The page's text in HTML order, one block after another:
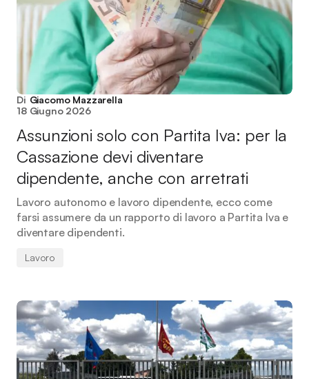
Di Giacomo Mazzarella
18 Giugno 2026
Assunzioni solo con Partita Iva: per la
Cassazione devi diventare
dipendente, anche con arretrati
Lavoro autonomo e lavoro dipendente, ecco come
farsi assumere da un rapporto di lavoro a Partita Iva e
diventare dipendenti.
Lavoro